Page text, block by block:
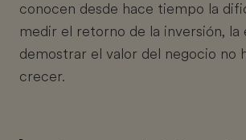
conocen desde hace tiempo la
medir el retorno de la inversión, la
demostrar el valor del negocio no
crecer.